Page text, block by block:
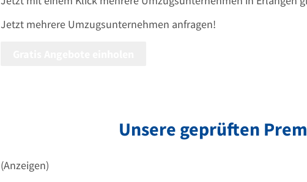
Jetzt mehrere Umzugsunternehmen anfragen!
Unsere geprüften
(Anzeigen)